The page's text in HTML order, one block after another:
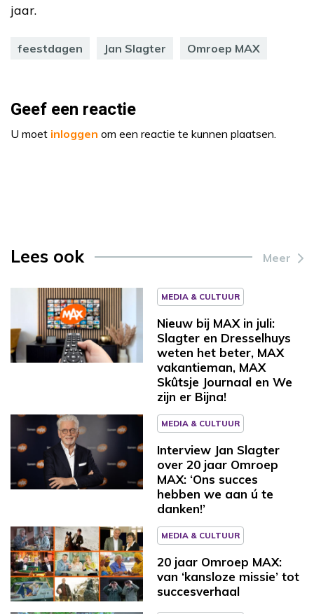
jaar.
feestdagen Jan Slagter Omroep MAX
Geef een reactie
U moet inloggen om een reactie te kunnen plaatsen.
Lees ook Meer
MEDIA & CULTUUR
Nieuw bij MAX in juli:
Slagter en Dresselhuys
weten het beter, MAX
vakantieman, MAX
Skûtsje Journaal en We
zijn er Bijna!
MEDIA & CULTUUR
Interview Jan Slagter
over 20 jaar Omroep
MAX: ‘Ons succes
hebben we aan ú te
danken!’
MEDIA & CULTUUR
20 jaar Omroep MAX:
van ‘kansloze missie’ tot
succesverhaal